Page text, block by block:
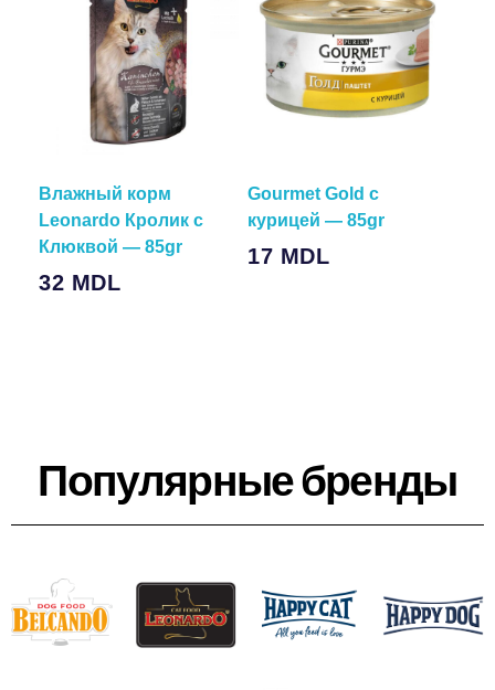
Влажный корм
Leonardo Кролик с
Клюквой — 85gr
32 MDL
Gourmet Gold с
курицей — 85gr
17 MDL
Популярные бренды